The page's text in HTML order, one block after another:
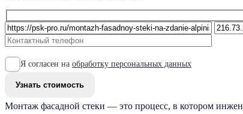
Я согласен на обработку персональных данных
Монтаж фасадной стеки — это процесс, в котором